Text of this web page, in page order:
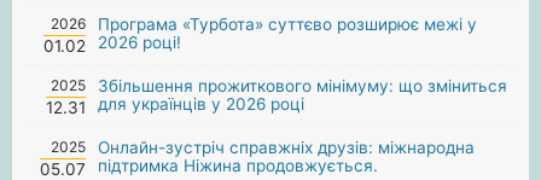
2026
01.02
Програма «Турбота» суттєво розширює межі у
2026 році!
2025
12.31
Збільшення прожиткового мінімуму: що зміниться
для українців у 2026 році
2025
05.07
Онлайн-зустріч справжніх друзів: міжнародна
підтримка Ніжина продовжується.